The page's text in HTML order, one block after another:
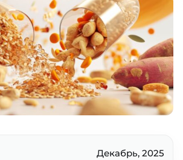
Декабрь, 2025